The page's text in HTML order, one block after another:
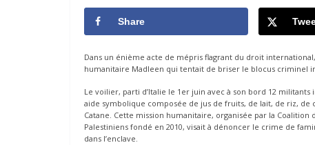
Share
Dans un énième acte de mépris flagrant du droit
humanitaire Madleen qui tentait de briser le blocus criminel
Le voilier, parti d’Italie le 1er juin avec à son bord 12
aide symbolique composée de jus de fruits, de lait, de riz,
Catane. Cette mission humanitaire, organisée par la
Palestiniens fondé en 2010, visait à dénoncer le crime de
dans l’enclave.